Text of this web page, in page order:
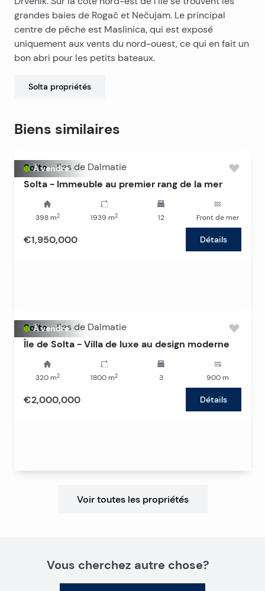
proximité de toutes les commodités importantes fait
de cette propriété un choix idéal pour des vacances
en famille, une location touristique de luxe ou comme
investissement à long terme.
Cette villa représente le mélange parfait
d’architecture contemporaine, de luxe et de
séjour sur l’une des plus belles îles de l’Adriatique.
grandes baies de Rogač et Nečujam. Le principal
centre de pêche est Maslinica, qui est exposé
uniquement aux vents du nord-ouest, ce qui en fait un
bon abri pour les petits bateaux.
Solta propriétés
Biens similaires
À vendre
Solta - Iles de Dalmatie
Solta - Immeuble au premier rang de la mer
398m2 1939 m2 12 Front de mer
€1,950,000 Détails
À vendre
Solta - Iles de Dalmatie
Île de Solta - Villa de luxe au design moderne
320m2 1800 m2 3 900 m
€2,000,000 Détails
Voir toutes les propriétés
Vous cherchez autre chose?